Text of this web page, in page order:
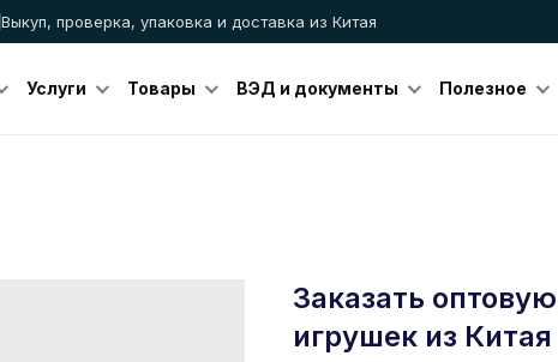
Выкуп, проверка, упаковка и доставка из Китая
Услуги Товары ВЭД и документы Полезное
Заказать
игрушек из Китая